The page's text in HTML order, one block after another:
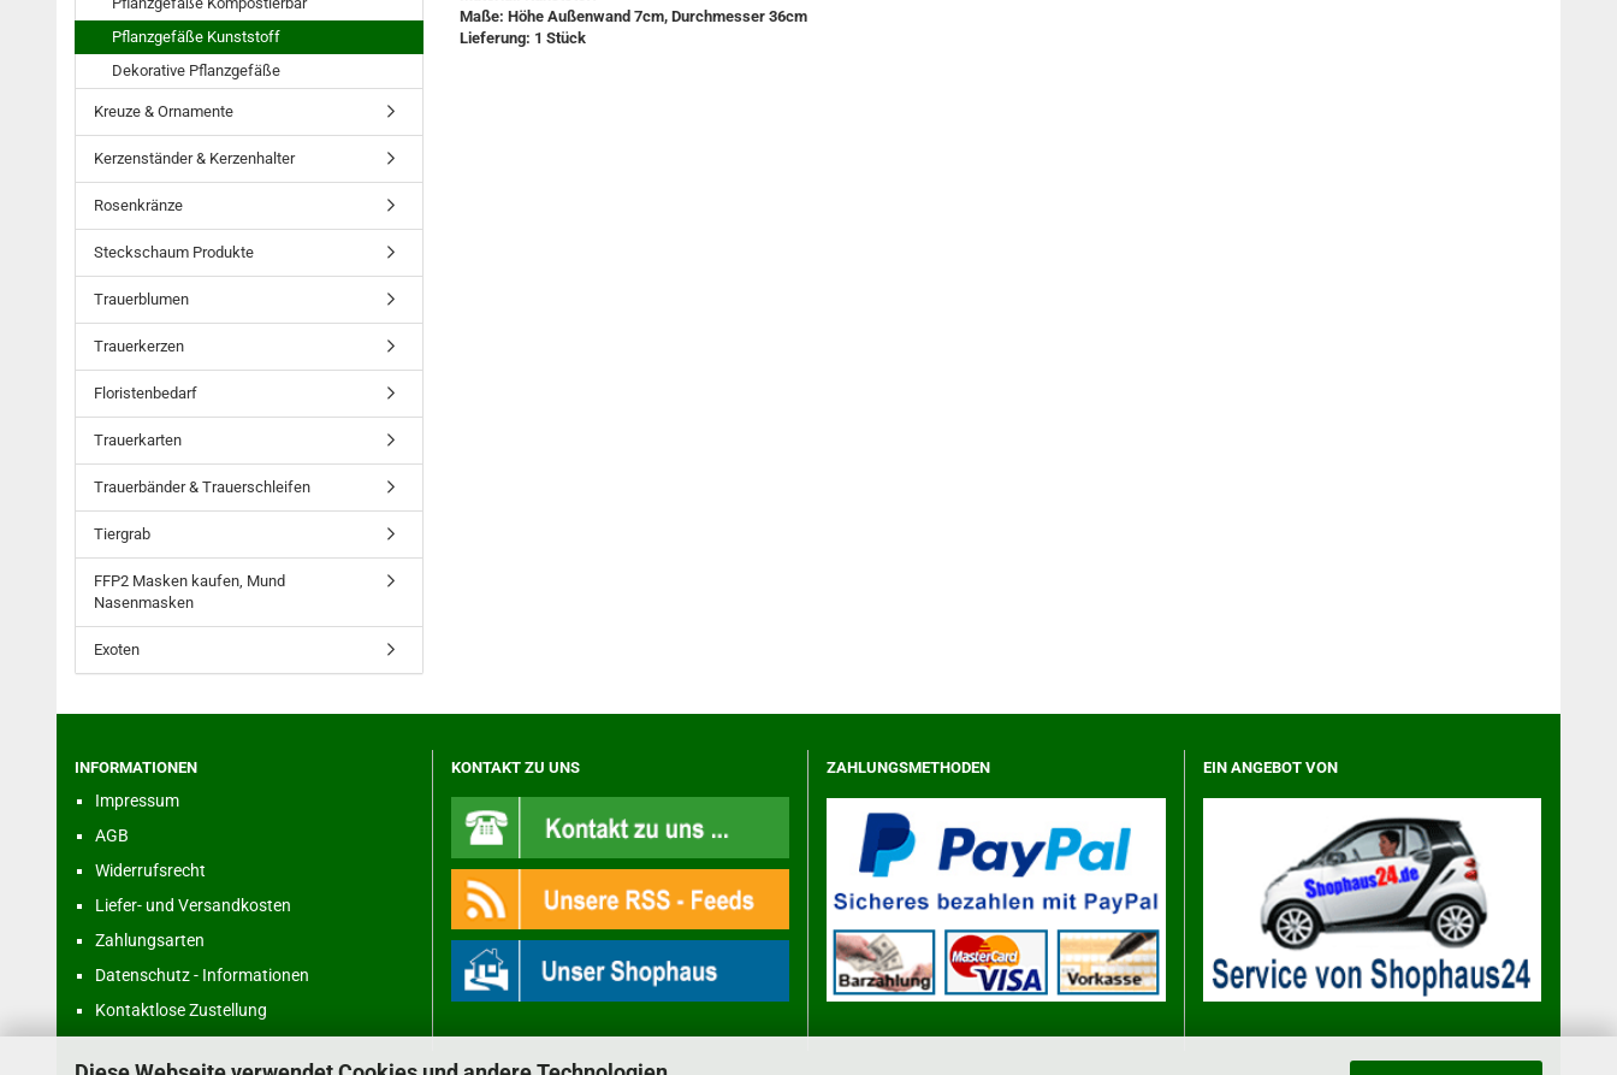
Maße: Höhe Außenwand 7cm, Durchmesser 36cm
Lieferung: 1 Stück
Pflanzgefäße Kunststoff
Dekorative Pflanzgefäße
Kreuze & Ornamente
Kerzenständer & Kerzenhalter
Rosenkränze
Steckschaum Produkte
Trauerblumen
Trauerkerzen
Floristenbedarf
Trauerkarten
Trauerbänder & Trauerschleifen
Tiergrab
FFP2 Masken kaufen, Mund
Nasenmasken
Exoten
INFORMATIONEN
Impressum
AGB
Widerrufsrecht
Liefer- und Versandkosten
Zahlungsarten
Datenschutz - Informationen
Kontaktlose Zustellung
KONTAKT ZU UNS ZAHLUNGSMETHODEN EIN ANGEBOT VON